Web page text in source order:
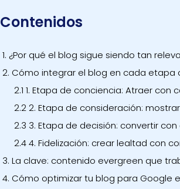
Contenidos
1. ¿Por qué el blog sigue siendo tan
2. Cómo integrar el blog en cada etapa
2.1 1. Etapa de conciencia: Atraer con
2.22. Etapa de consideración:
2.3 3. Etapa de decisión: convertir
2.44. Fidelización: crear lealtad con
3. La clave: contenido evergreen que
4. Cómo optimizar tu blog para Google